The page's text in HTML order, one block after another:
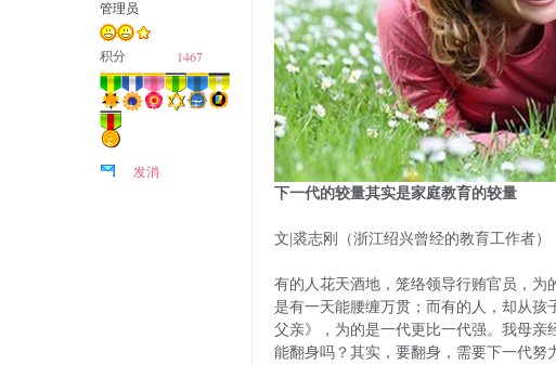
管理员
积分 1467
发消
下一代的较量其实是家庭教育的较量
文|裘志刚（浙江绍兴曾经的教育工作者）
有的人花天酒地，笼络领导行贿官员，
是有一天能腰缠万贯；而有的人，却从
父亲》，为的是一代更比一代强。我母
能翻身吗？其实，要翻身，需要下一代努